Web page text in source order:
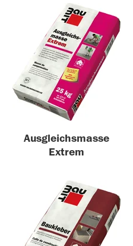
Ausgleichsmasse
Extrem